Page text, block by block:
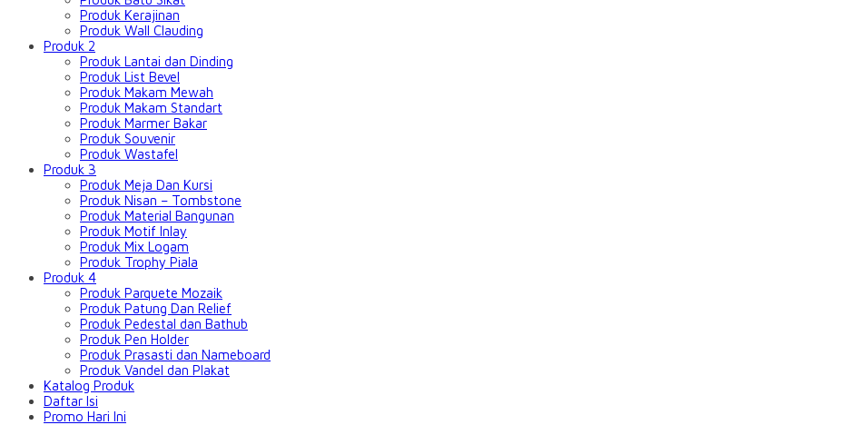
Produk Kerajinan
Produk Wall Clauding
Produk 2
Produk Lantai dan Dinding
Produk List Bevel
Produk Makam Mewah
Produk Makam Standart
Produk Marmer Bakar
Produk Souvenir
Produk Wastafel
Produk 3
Produk Meja Dan Kursi
Produk Nisan – Tombstone
Produk Material Bangunan
Produk Motif Inlay
Produk Mix Logam
Produk Trophy Piala
Produk 4
Produk Parquete Mozaik
Produk Patung Dan Relief
Produk Pedestal dan Bathub
Produk Pen Holder
Produk Prasasti dan Nameboard
Produk Vandel dan Plakat
Katalog Produk
Daftar Isi
Promo Hari Ini